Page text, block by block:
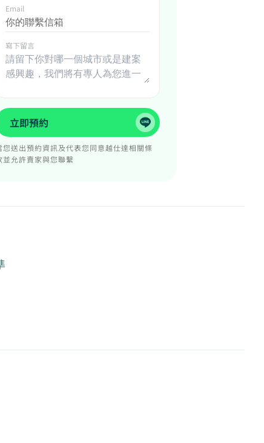
Email
寫下留言
立即預約
您送出預約資訊及代表您同意越仕達相關條
並允許賣家與您聯繫